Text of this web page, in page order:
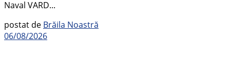
Naval VARD...
postat de Brăila Noastră
06/08/2026